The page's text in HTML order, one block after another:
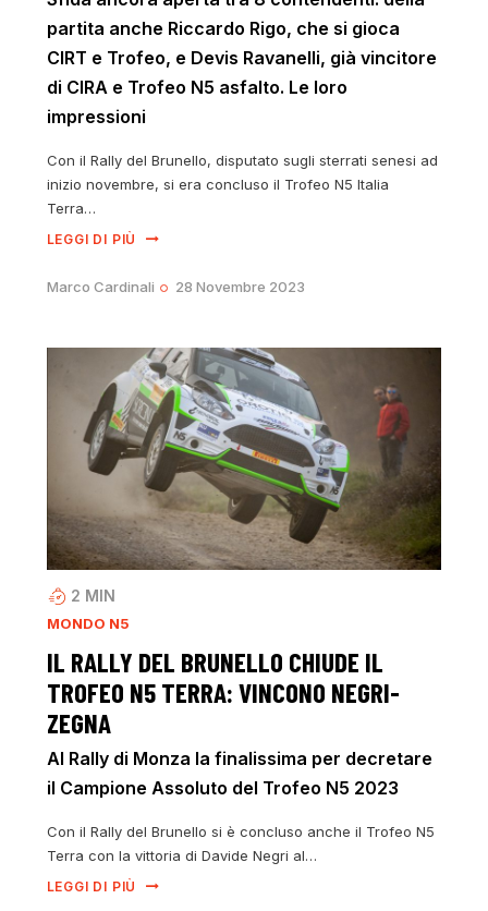
partita anche Riccardo Rigo, che si gioca
CIRT e Trofeo, e Devis Ravanelli, già vincitore
di CIRA e Trofeo N5 asfalto. Le loro
impressioni
Con il Rally del Brunello, disputato sugli sterrati senesi ad
inizio novembre, si era concluso il Trofeo N5 Italia
Terra…
LEGGI DI PIÙ
Marco Cardinali 28 Novembre 2023
2 MIN
MONDO N5
IL RALLY DEL BRUNELLO CHIUDE IL
TROFEO N5 TERRA: VINCONO NEGRI-
ZEGNA
Al Rally di Monza la finalissima per decretare
il Campione Assoluto del Trofeo N5 2023
Con il Rally del Brunello si è concluso anche il Trofeo N5
Terra con la vittoria di Davide Negri al…
LEGGI DI PIÙ